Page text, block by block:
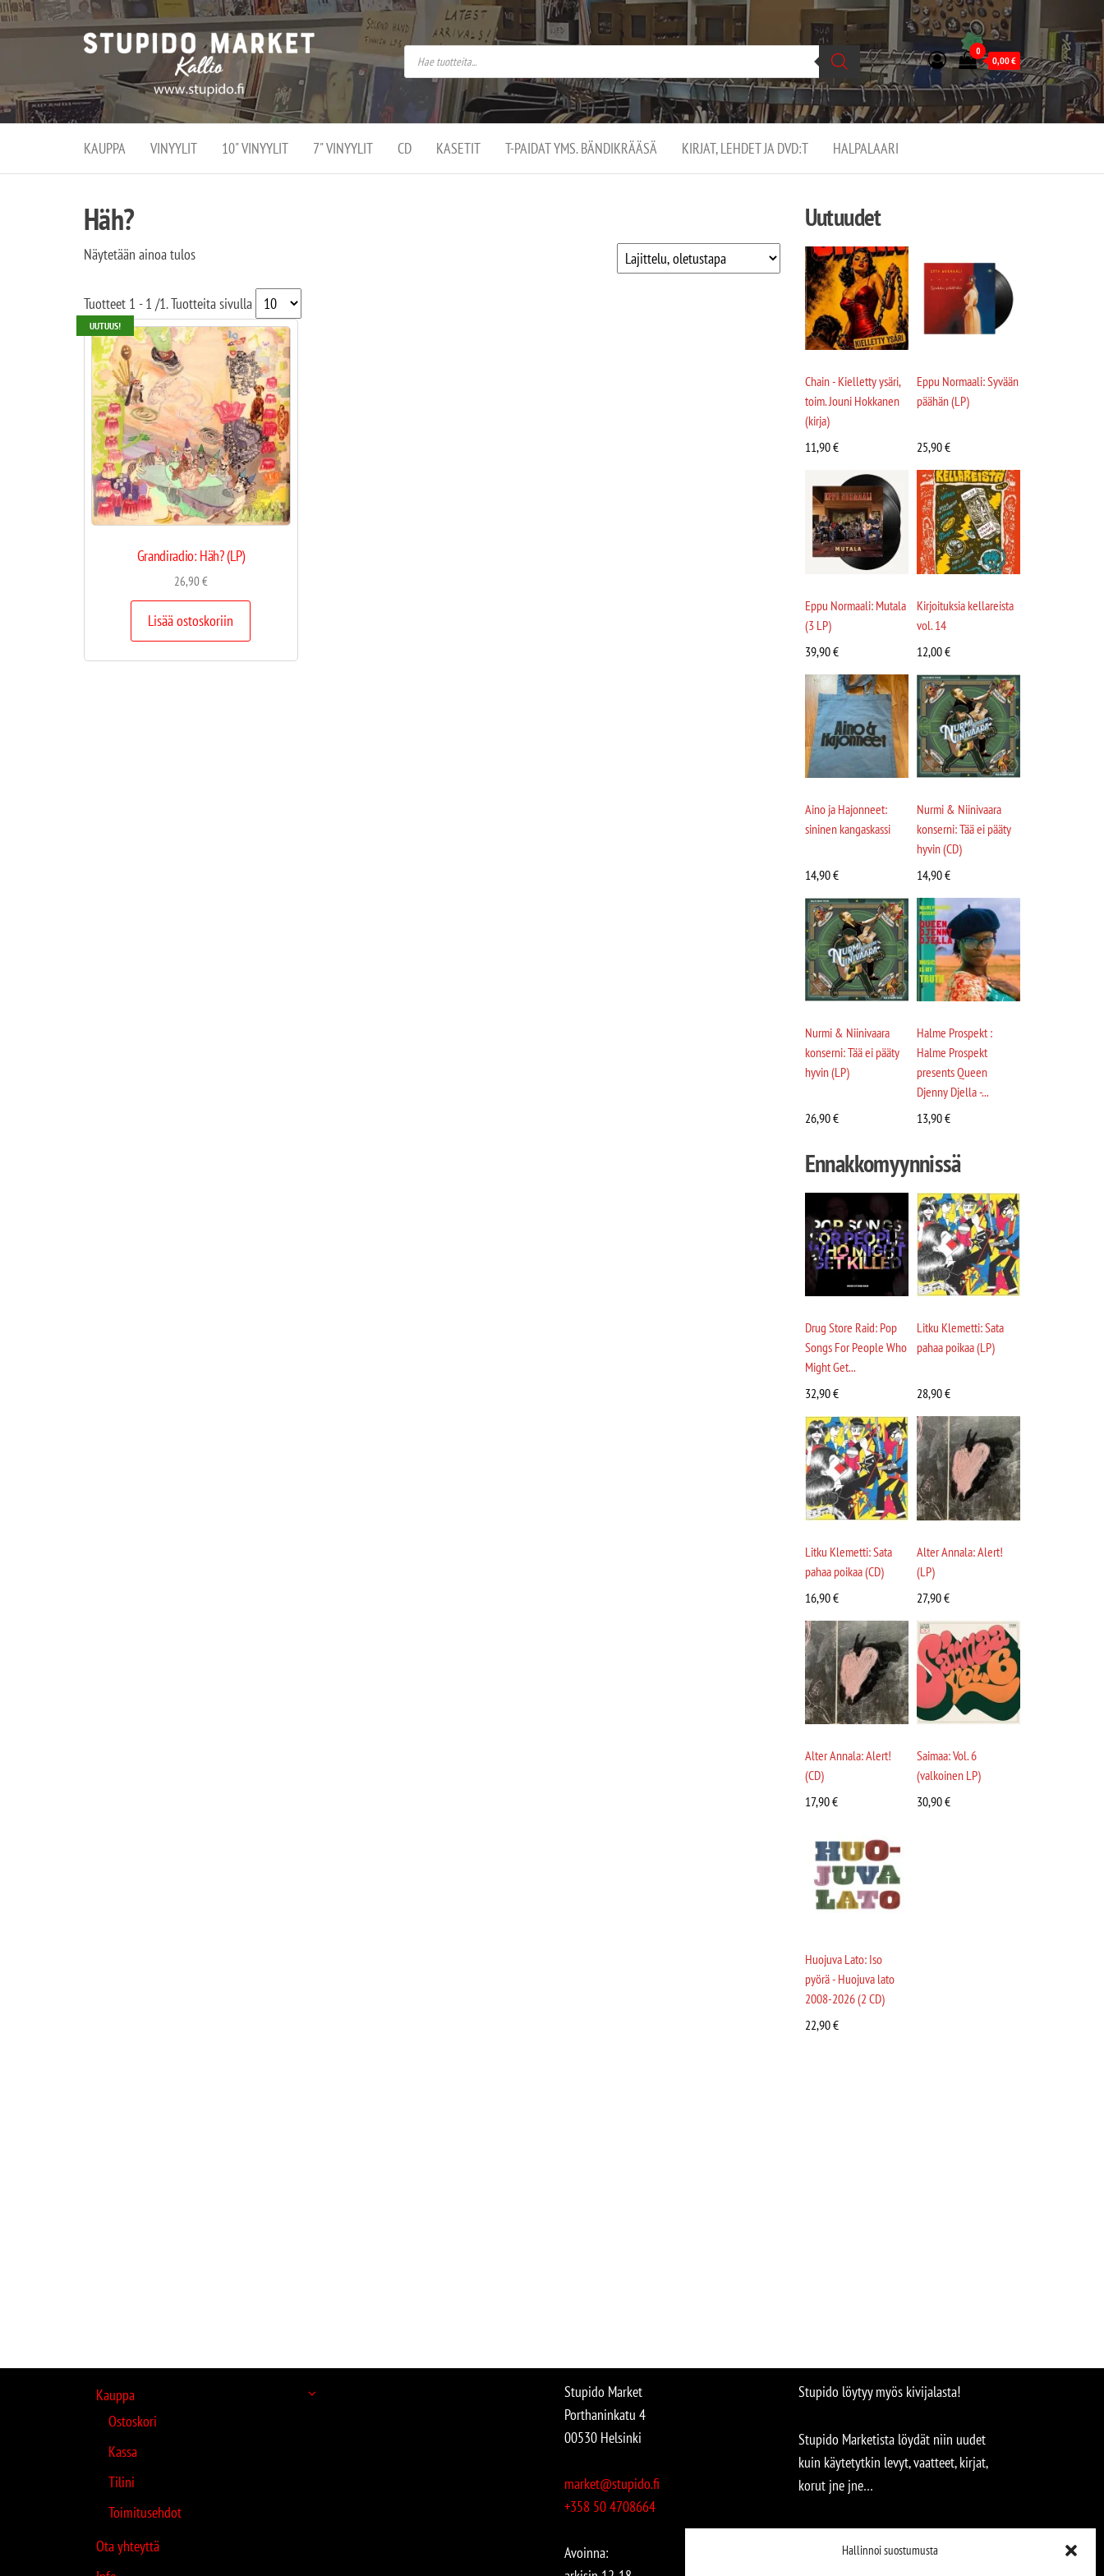
Hallinnoi suostumusta
Stupido
Market –
verkossa
ja
kivijalassa
Stupido Market on
vaihtoehtomusaan
erikoistunut
verkko- sekä
kivijalkakauppa
Helsingissä
Kallion
0
0,00€
KAUPPA VINYYLIT 10" VINYYLIT 7" VINYYLIT CD KASETIT T-PAIDAT YMS. BÄNDIKRÄÄSÄ KIRJAT, LEHDET JA DVD:T HALPALAARI
Häh?
Näytetään ainoa tulos
Tuotteet 1 - 1 /1. Tuotteita sivulla
UUTUUS!
Grandiradio: Häh? (LP)
26,90€
Lisää ostoskoriin
Uutuudet
Chain - Kielletty ysäri,
toim. Jouni Hokkanen
(kirja)
11,90€
Eppu Normaali: Syvään
päähän (LP)
25,90€
Eppu Normaali: Mutala
(3 LP)
39,90€
Kirjoituksia kellareista
vol. 14
12,00€
Aino ja Hajonneet:
sininen kangaskassi
14,90€
Nurmi & Niinivaara
konserni: Tää ei pääty
hyvin (CD)
14,90€
Nurmi & Niinivaara
konserni: Tää ei pääty
hyvin (LP)
26,90€
Halme Prospekt :
Halme Prospekt
presents Queen
Djenny Djella -...
13,90€
Ennakkomyynnissä
Drug Store Raid: Pop
Songs For People Who
Might Get...
32,90€
Litku Klemetti: Sata
pahaa poikaa (LP)
28,90€
Litku Klemetti: Sata
pahaa poikaa (CD)
16,90€
Alter Annala: Alert!
(LP)
27,90€
Alter Annala: Alert!
(CD)
17,90€
Saimaa: Vol. 6
(valkoinen LP)
30,90€
Huojuva Lato: Iso
pyörä - Huojuva lato
2008-2026 (2 CD)
22,90€
Kauppa
Ostoskori
Kassa
Tilini
Toimitusehdot
Ota yhteyttä
Stupido Market
Porthaninkatu 4
00530 Helsinki
market@stupido.fi
+358 50 4708664
Avoinna:
Stupido löytyy myös kivijalasta!
Stupido Marketista löydät niin uudet
kuin käytetytkin levyt, vaatteet, kirjat,
korut jne jne…